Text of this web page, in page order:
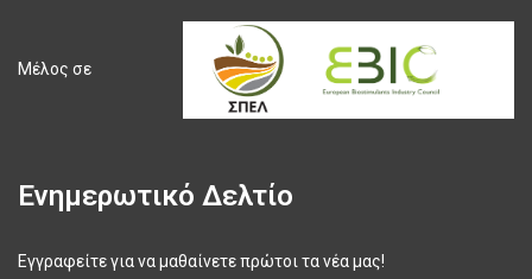
Μέλος σε
Ενημερωτικό Δελτίο
Εγγραφείτε για να μαθαίνετε πρώτοι τα νέα μας!